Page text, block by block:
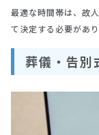
最適な時間帯は、故
て決定する必要があり
葬儀・告別